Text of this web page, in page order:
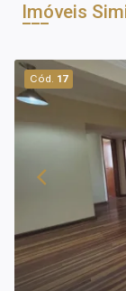
Imóveis
Cód. 17